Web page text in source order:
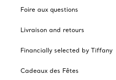
Foire aux questions
Livraison and retours
Financially selected by Tiffany
Cadeaux des Fêtes